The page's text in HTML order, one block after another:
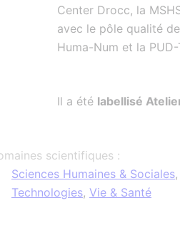
Center Drocc, la
avec le pôle qualité
Huma-Num et la PUD-
Il a été labellisé
scientifiques :
Sciences Humaines & Sociales,
Technologies, Vie & Santé